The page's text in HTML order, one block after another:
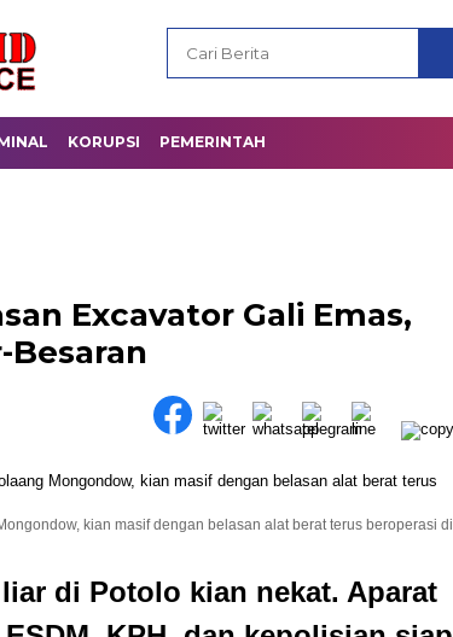
KORUPSI PEMERINTAH
Excavator Gali Emas,
Besaran
kian masif dengan belasan alat berat terus beroperasi di
di Potolo kian nekat. Aparat